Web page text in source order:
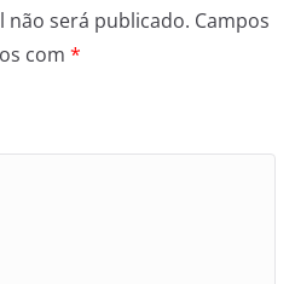
não será publicado. Campos
com *